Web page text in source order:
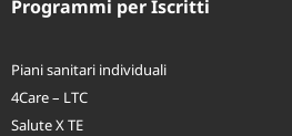
Piani sanitari individuali
4Care – LTC